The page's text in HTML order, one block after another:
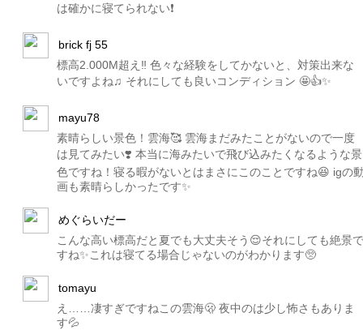
は確かに寝てられない❗️
brick fj 55
標高2.000M超え‼️ 色々な経験をしてかないと、対策出来な
いですよね♫ それにしても良いコンディション 🤩👍✨
mayu78
素晴らしい景色！雲海🥰 雲海まだみたことがないので一度
は見てみたい❣️ 本当に海みたいで飛び込みたくなるような景
色ですね！寝る暇がないとはまさにこのことですね😆 igの
画も素晴らしかったです✨
めぐらいだー
こんな高い標高だと夏でも大丈夫そう😌それにしても絶景で
すね✨これは寝てる場合じゃないのがわかります🥺
tomayu
え……凄すぎですねこの雲海🫢 夜中のは少し怖さもありま
す💦